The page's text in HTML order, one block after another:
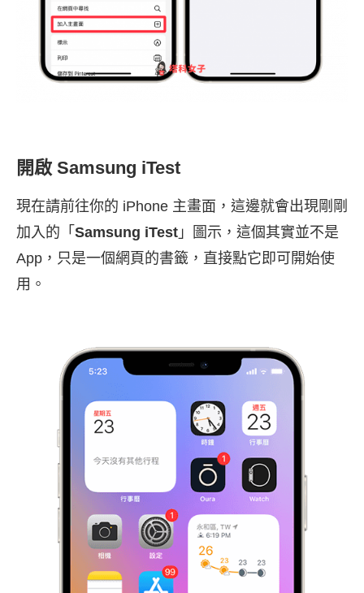
開啟 Samsung iTest
現在請前往你的 iPhone 主畫面，這邊就會出現剛剛
加入的「 Samsung iTest 」圖示，這個其實並不是
App，只是一個網頁的書籤，直接點它即可開始使
用。